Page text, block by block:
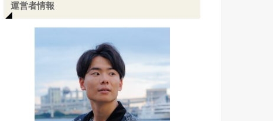
運営者情報